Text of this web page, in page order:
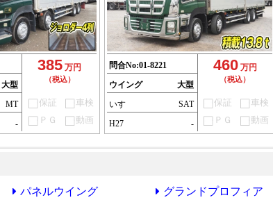
大型
MT
-
385 万円
（税込）
保証
車検
ＰＧ
動画
問合No:01-8221
ウイング
大型
いすゞ
SAT
H27
-
460 万円
（税込）
保証
車検
ＰＧ
動画
パネルウイング グランドプロフィア